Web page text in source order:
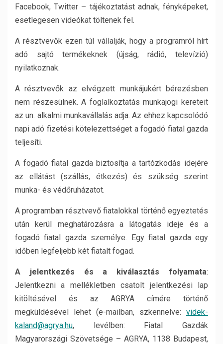
Facebook, Twitter – tájékoztatást adnak, fényképeket,
esetlegesen videókat töltenek fel.
A résztvevők ezen túl vállalják, hogy a programról hírt
adó sajtó termékeknek (újság, rádió, televízió)
nyilatkoznak.
A résztvevők az elvégzett munkájukért bérezésben
nem részesülnek. A foglalkoztatás munkajogi kereteit
az un. alkalmi munkavállalás adja. Az ehhez kapcsolódó
napi adó fizetési kötelezettséget a fogadó fiatal gazda
teljesíti.
A fogadó fiatal gazda biztosítja a tartózkodás idejére
az ellátást (szállás, étkezés) és szükség szerint
munka- és védőruházatot.
A programban résztvevő fiatalokkal történő egyeztetés
után kerül meghatározásra a látogatás ideje és a
fogadó fiatal gazda személye. Egy fiatal gazda egy
időben legfeljebb két fiatalt fogad.
A jelentkezés és a kiválasztás folyamata:
Jelentkezni a mellékletben csatolt jelentkezési lap
kitöltésével és az AGRYA címére történő
megküldésével lehet (e-mailban, szkennelve: videk-
kaland@agrya.hu, levélben: Fiatal Gazdák
Magyarországi Szövetsége – AGRYA, 1138 Budapest,